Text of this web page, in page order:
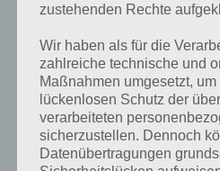
Trotzdem ist Topia World Builder
selber fest und kann seiner Fantasie
Pflanzen beim Wachsen zu und
Gameplay Video zur
Topia World Builder ist leider nur
zustehenden Rechte
Wir haben als für die
zahlreiche technische und
Maßnahmen umgesetzt,
lückenlosen Schutz der
verarbeiteten
sicherzustellen. Dennoch
Datenübertragungen